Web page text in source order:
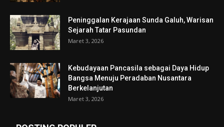
Peninggalan Kerajaan Sunda Galuh, Warisan
Sejarah Tatar Pasundan
Maret 3, 2026
Kebudayaan Pancasila sebagai Daya Hidup
Bangsa Menuju Peradaban Nusantara
Berkelanjutan
Maret 3, 2026